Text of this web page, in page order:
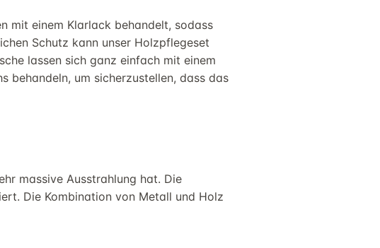
mit einem Klarlack behandelt, sodass
Schutz kann unser Holzpflegeset
lassen sich ganz einfach mit einem
behandeln, um sicherzustellen, dass das
massive Ausstrahlung hat. Die
Die Kombination von Metall und Holz